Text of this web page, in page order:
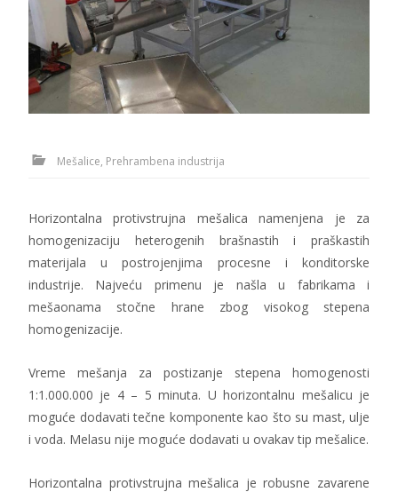
Mešalice, Prehrambena industrija
Horizontalna protivstrujna mešalica namenjena je za
homogenizaciju heterogenih brašnastih i praškastih
materijala u postrojenjima procesne i konditorske
industrije. Najveću primenu je našla u fabrikama i
mešaonama stočne hrane zbog visokog stepena
homogenizacije.
Vreme mešanja za postizanje stepena homogenosti
1:1.000.000 je 4 – 5 minuta. U horizontalnu mešalicu je
moguće dodavati tečne komponente kao što su mast, ulje
i voda. Melasu nije moguće dodavati u ovakav tip mešalice.
Horizontalna protivstrujna mešalica je robusne zavarene